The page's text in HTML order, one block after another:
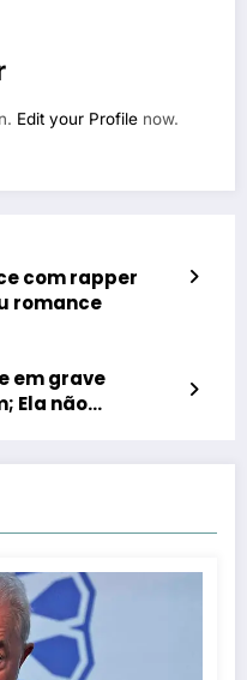
Edit your Profile now.
com rapper
romance
em grave
Ela não